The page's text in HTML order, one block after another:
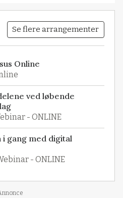
Se flere arrangementer
Online
ved løbende
- ONLINE
i gang med digital
- ONLINE